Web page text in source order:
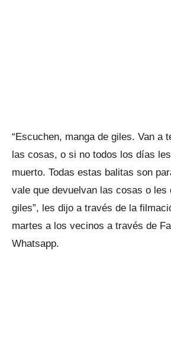
“Escuchen, manga de giles. Van a
las cosas, o si no todos los días
muerto. Todas estas balitas son
vale que devuelvan las cosas o les
giles”, les dijo a través de la
martes a los vecinos a través de
Whatsapp.